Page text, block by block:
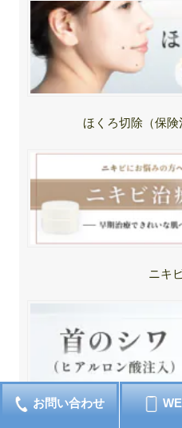
ほくろ切除（保
ニキ
お問い合わせ